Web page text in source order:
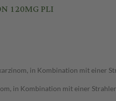
120MG PLI
in Kombination mit einer
in Kombination mit einer